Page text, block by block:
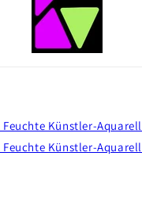
Feuchte Künstler-
Feuchte Künstler-